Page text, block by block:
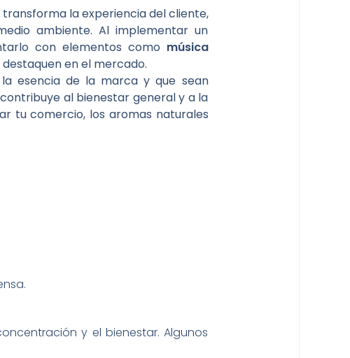
la experiencia del cliente,
ambiente. Al implementar un
con elementos como música
en el mercado.
esencia de la marca y que sean
al bienestar general y a la
tu comercio, los aromas naturales
y el bienestar. Algunos